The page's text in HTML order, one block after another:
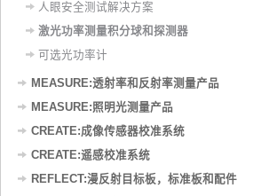
人眼安全测试解决方案
激光功率测量积分球和探测器
可选光功率计
MEASURE:透射率和反射率测量产品
MEASURE:照明光测量产品
CREATE:成像传感器校准系统
CREATE:遥感校准系统
REFLECT:漫反射目标板，标准板和配件